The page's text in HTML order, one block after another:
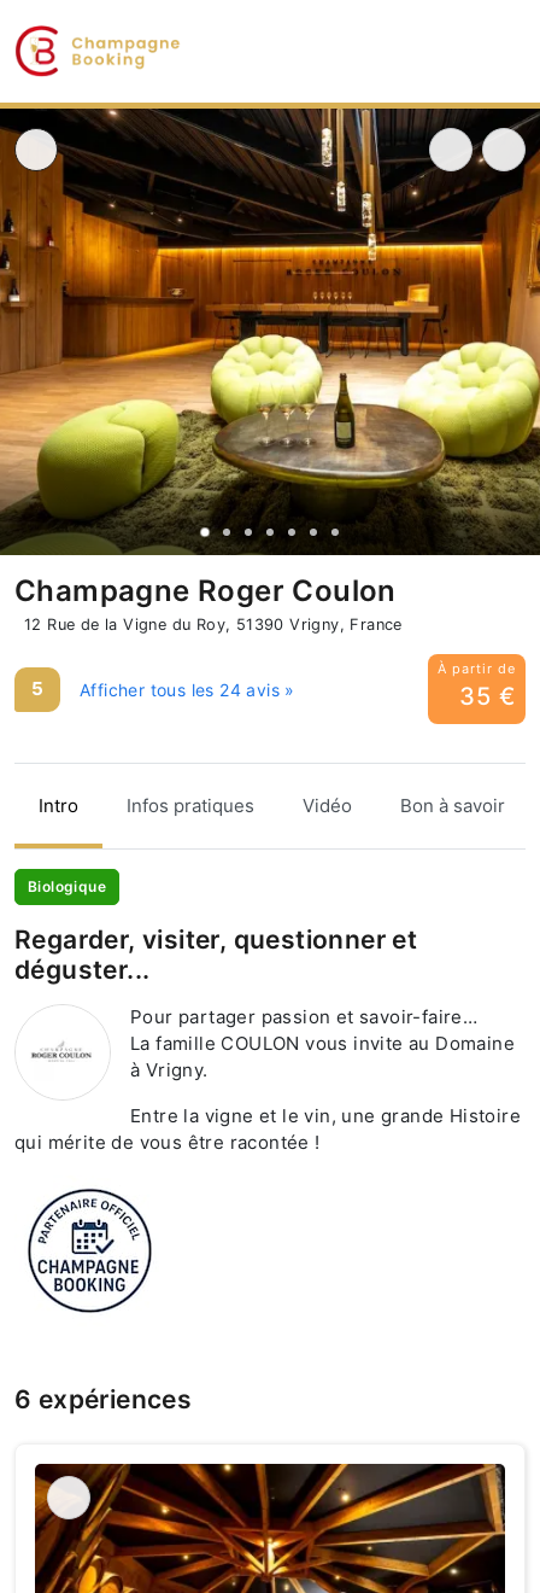
Champagne Roger Coulon
12 Rue de la Vigne du Roy, 51390 Vrigny, France
5 Afficher tous les 24 avis »
À partir de
35 €
Intro Infos pratiques Vidéo Bon à savoir
Biologique
Regarder, visiter, questionner et
déguster...
Pour partager passion et savoir-faire…
La famille COULON vous invite au Domaine
à Vrigny.
Entre la vigne et le vin, une grande Histoire
qui mérite de vous être racontée !
6 expériences